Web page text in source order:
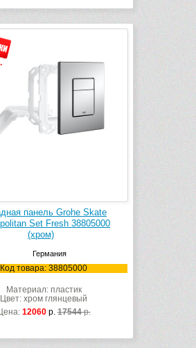
панель Grohe Skate
Set Fresh 38805000
(хром)
Германия
Код товара: 38805000
Материал: пластик
Цвет: хром глянцевый
12060р.17544р.